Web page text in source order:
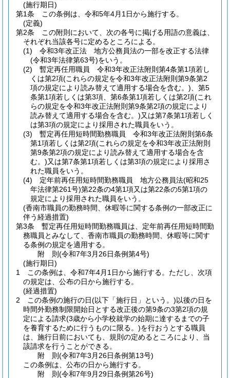
(施行期日)
第1条
この条例は、令和5年4月1日から施行する。
(定義)
第2条
この附則において、次の各号に掲げる用語の意義は、
それぞれ当該各号に定めるところによる。
(1)
令和3年改正法 地方公務員法の一部を改正する法律
(令和3年法律第63号)をいう。
(2)
暫定再任用職員 令和3年改正法附則第4条第1項若し
くは第2項(これらの規定を令和3年改正法附則第9条第2
項の規定により読み替えて適用する場合を含む。) 、第5
条第1項若しくは第3項、第6条第1項若しくは第2項(これ
らの規定を令和3年改正法附則第9条第2項の規定により
読み替えて適用する場合を含む。)又は第7条第1項若しく
は第3項の規定により採用された職員をいう。
(3)
暫定再任用短時間勤務職員 令和3年改正法附則第6条
第1項若しくは第2項(これらの規定を令和3年改正法附則
第9条第2項の規定により読み替えて適用する場合を含
む。)又は第7条第1項若しくは第3項の規定により採用さ
れた職員をいう。
(4)
定年前再任用短時間勤務職員 地方公務員法(昭和25
年法律第261号)第22条の4第1項又は第22条の5第1項の
規定により採用された職員をいう。
(香南市職員の勤務時間、休暇等に関する条例の一部改正に
伴う経過措置)
第3条
暫定再任用短時間勤務職員は、定年前再任用短時間勤
務職員とみなして、香南市職員の勤務時間、休暇等に関す
る条例の規定を適用する。
附 則(令和7年3月26日条例第4号)
(施行期日)
1
この条例は、令和7年4月1日から施行する。 ただし、次項
の規定は、公布の日から施行する。
(経過措置)
2
この条例の施行の日(以下「施行日」という。)以後の日を
時間外勤務制限開始日とする改正後の第9条の3第2項の規
定による請求(3歳から小学校就学の始期に達するまでの子
を養育するために行うものに限る。)を行おうとする職員
は、施行日前においても、規則の定めるところにより、当
該請求を行うことができる。
附 則(令和7年3月26日条例第13号)
この条例は、公布の日から施行する。
附 則(令和7年9月29日条例第26号)